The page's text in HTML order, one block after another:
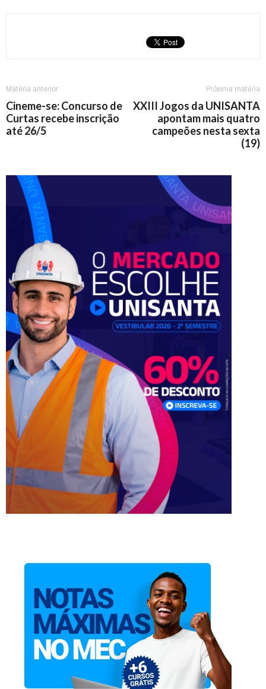
Matéria anterior
Cineme-se: Concurso de
Curtas recebe inscrição
até 26/5
Próxima matéria
XXIII Jogos da UNISANTA
apontam mais quatro
campeões nesta sexta
(19)